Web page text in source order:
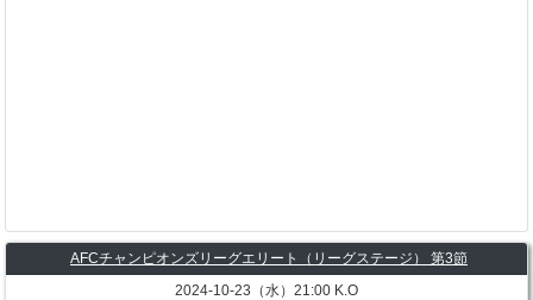
AFCチャンピオンズリーグエリート（リーグステージ） 第3節
2024-10-23（水）21:00 K.O